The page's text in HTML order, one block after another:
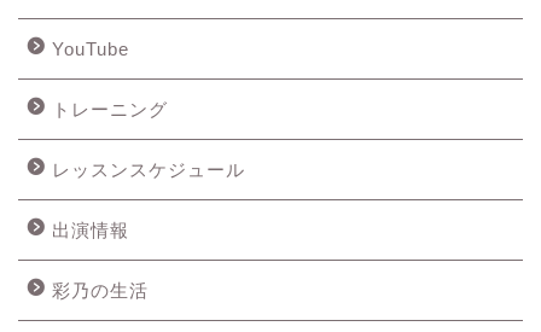
YouTube
トレーニング
レッスンスケジュール
出演情報
彩乃の生活